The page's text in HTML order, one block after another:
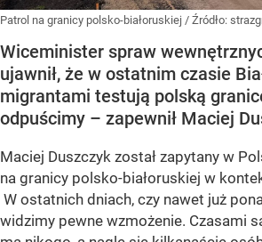
Patrol na granicy polsko-białoruskiej / Źródło:
Wiceminister spraw
ujawnił, że w ostatnim czasie
migrantami testują polską
odpuścimy – zapewnił Maciej
Maciej Duszczyk został zapytany w
na granicy polsko-białoruskiej w
W ostatnich dniach, czy nawet już
widzimy pewne wzmożenie. Czasami